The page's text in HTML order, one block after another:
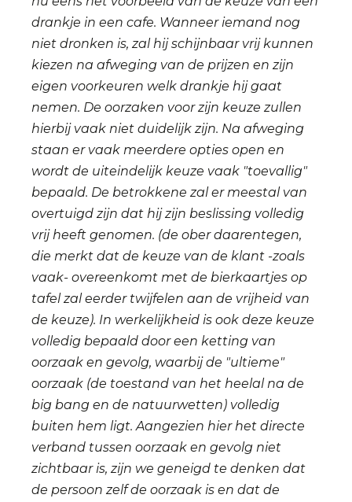
drankje in een cafe. Wanneer iemand nog
niet dronken is, zal hij schijnbaar vrij kunnen
kiezen na afweging van de prijzen en zijn
eigen voorkeuren welk drankje hij gaat
nemen. De oorzaken voor zijn keuze zullen
hierbij vaak niet duidelijk zijn. Na afweging
staan er vaak meerdere opties open en
wordt de uiteindelijk keuze vaak "toevallig"
bepaald. De betrokkene zal er meestal van
overtuigd zijn dat hij zijn beslissing volledig
vrij heeft genomen. (de ober daarentegen,
die merkt dat de keuze van de klant -zoals
vaak- overeenkomt met de bierkaartjes op
tafel zal eerder twijfelen aan de vrijheid van
de keuze). In werkelijkheid is ook deze keuze
volledig bepaald door een ketting van
oorzaak en gevolg, waarbij de "ultieme"
oorzaak (de toestand van het heelal na de
big bang en de natuurwetten) volledig
buiten hem ligt. Aangezien hier het directe
verband tussen oorzaak en gevolg niet
zichtbaar is, zijn we geneigd te denken dat
de persoon zelf de oorzaak is en dat de